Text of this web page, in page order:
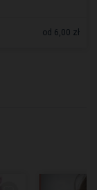
od 6,00 zł